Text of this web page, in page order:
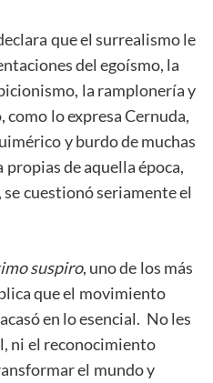
que el surrealismo le
del egoísmo, la
la ramplonería y
lo expresa Cernuda,
y burdo de muchas
de aquella época,
cuestionó seriamente el
suspiro, uno de los más
que el movimiento
en lo esencial. No les
ni el reconocimiento
el mundo y